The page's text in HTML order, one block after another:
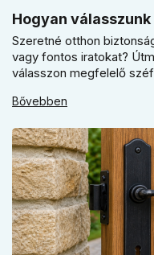
Hogyan
Szeretné otthon
vagy fontos iratokat?
válasszon megfelelő
kulcsfontosságú a
Bővebben